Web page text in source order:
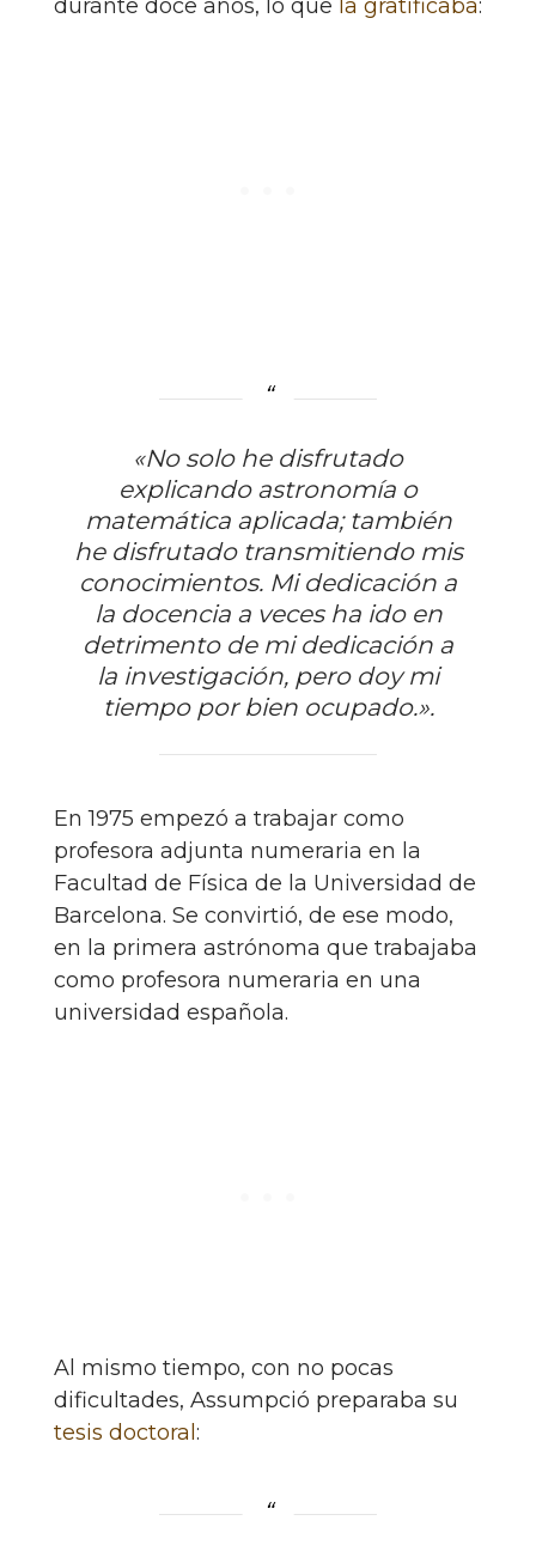
durante doce años, lo que la gratificaba:
«No solo he disfrutado
explicando astronomía o
matemática aplicada; también
he disfrutado transmitiendo mis
conocimientos. Mi dedicación a
la docencia a veces ha ido en
detrimento de mi dedicación a
la investigación, pero doy mi
tiempo por bien ocupado.».
En 1975 empezó a trabajar como
profesora adjunta numeraria en la
Facultad de Física de la Universidad de
Barcelona. Se convirtió, de ese modo,
en la primera astrónoma que trabajaba
como profesora numeraria en una
universidad española.
Al mismo tiempo, con no pocas
dificultades, Assumpció preparaba su
tesis doctoral :